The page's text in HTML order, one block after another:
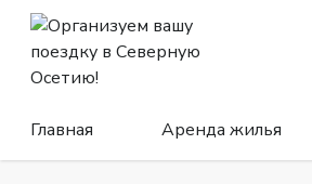
Главная Аренда жилья